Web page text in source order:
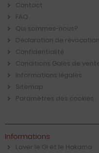
Contact
FAQ
Qui sommes-nous?
Déclaration de révocation
Confidentialité
Conditions Gales de
Informations légales
Sitemap
Paramètres des cookies
Informations
Laver le Gi et le Hakama